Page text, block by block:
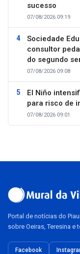
sucesso
07/08/2026 09:19
Sociedade
consultor
do segundo
07/08/2026 09:08
El Niño
para risco de
07/08/2026 09:01
Portal de notícias do
sobre Oeiras, Teresina e
Facebook